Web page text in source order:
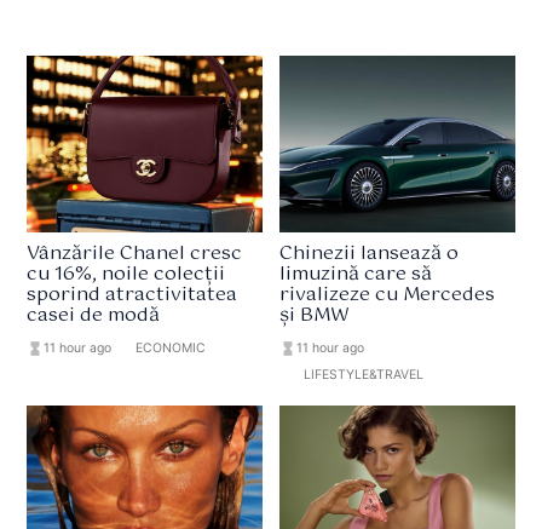
Vânzările Chanel cresc
cu 16%, noile colecții
sporind atractivitatea
casei de modă
hourglass_full11 hour ago ECONOMIC
Chinezii lansează o
limuzină care să
rivalizeze cu Mercedes
și BMW
hourglass_full 11 hour ago
LIFESTYLE&TRAVEL